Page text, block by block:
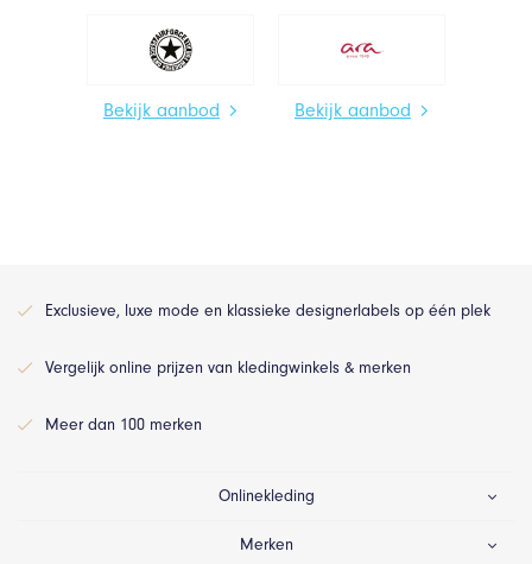
Bekijk aanbod Bekijk aanbod
Exclusieve, luxe mode en klassieke designerlabels op één plek
Vergelijk online prijzen van kledingwinkels & merken
Meer dan 100 merken
Onlinekleding
Merken